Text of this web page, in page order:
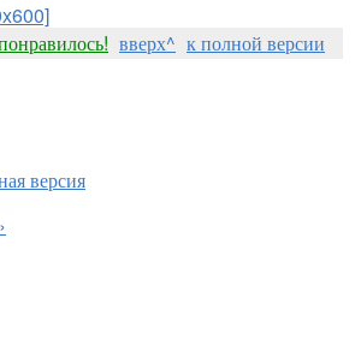
вверх^ к полной версии
версия